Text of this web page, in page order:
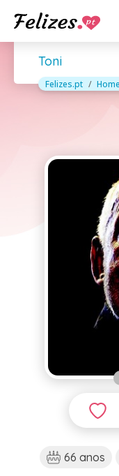
Toni
Felizes.pt
66 anos